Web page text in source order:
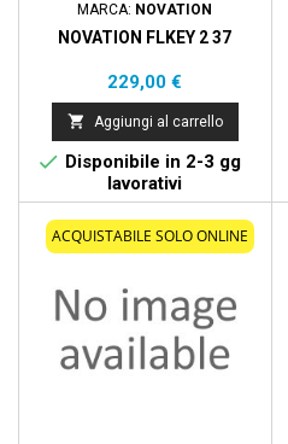
MARCA: NOVATION
NOVATION FLKEY 2 37
Prezzo
229,00 €
 Aggiungi al carrello
 Disponibile in 2-3 gg
lavorativi
ACQUISTABILE SOLO ONLINE